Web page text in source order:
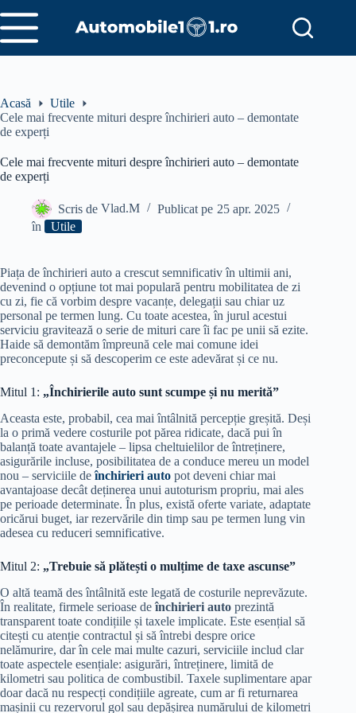
la
conținut
Acasă
Utile
Cele mai frecvente mituri despre închirieri auto – demontate
de experți
Cele mai frecvente mituri despre închirieri auto – demontate
de experți
Scris de Vlad.M Publicat pe 25 apr. 2025
în
Utile
Piața de închirieri auto a crescut semnificativ în ultimii ani,
devenind o opțiune tot mai populară pentru mobilitatea de zi
cu zi, fie că vorbim despre vacanțe, delegații sau chiar uz
personal pe termen lung. Cu toate acestea, în jurul acestui
serviciu gravitează o serie de mituri care îi fac pe unii să ezite.
Haide să demontăm împreună cele mai comune idei
preconcepute și să descoperim ce este adevărat și ce nu.
Mitul 1: „Închirierile auto sunt scumpe și nu merită”
Aceasta este, probabil, cea mai întâlnită percepție greșită. Deși
la o primă vedere costurile pot părea ridicate, dacă pui în
balanță toate avantajele – lipsa cheltuielilor de întreținere,
asigurările incluse, posibilitatea de a conduce mereu un model
nou – serviciile deînchirieri auto pot deveni chiar mai
avantajoase decât deținerea unui autoturism propriu, mai ales
pe perioade determinate. În plus, există oferte variate, adaptate
oricărui buget, iar rezervările din timp sau pe termen lung vin
adesea cu reduceri semnificative.
Mitul 2: „Trebuie să plătești o mulțime de taxe ascunse”
O altă teamă des întâlnită este legată de costurile neprevăzute.
În realitate, firmele serioase deînchirieri auto prezintă
transparent toate condițiile și taxele implicate. Este esențial să
citești cu atenție contractul și să întrebi despre orice
nelămurire, dar în cele mai multe cazuri, serviciile includ clar
toate aspectele esențiale: asigurări, întreținere, limită de
kilometri sau politica de combustibil. Taxele suplimentare apar
doar dacă nu respecți condițiile agreate, cum ar fi returnarea
mașinii cu rezervorul gol sau depășirea numărului de kilometri